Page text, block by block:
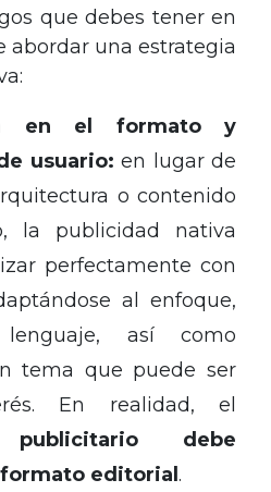
que debes tener en
abordar una estrategia
en el formato y
usuario: en lugar de
o contenido
la publicidad nativa
perfectamente con
al enfoque,
así como
tema que puede ser
En realidad, el
publicitario debe
editorial .